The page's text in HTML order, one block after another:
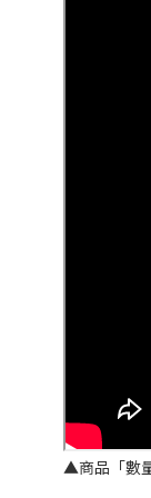
▲商品「數